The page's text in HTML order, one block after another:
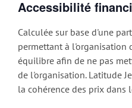
Accessibilité
Calculée sur base d'une
permettant à l'organisation
équilibre afin de ne pas
de l'organisation. Latitude
la cohérence des prix dans